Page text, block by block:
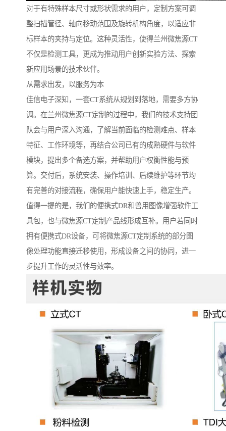
对于有特殊样本尺寸或形状需求的用户，定制方案可调
整扫描管径、轴向移动范围及旋转机构角度，以适应非
标样本的夹持与定位。这种灵活性，使得兰州微焦源CT
不仅是检测工具，更成为推动用户创新实验方法、探索
新应用场景的技术伙伴。
从需求出发，以服务为本
佳信电子深知，一套CT系统从规划到落地，需要多方协
调。在兰州微焦源CT定制的过程中，我们的技术支持团
队会与用户深入沟通，了解当前面临的检测难点、样本
特征、工作环境等，再结合公司已有的成熟硬件与软件
模块，提出多个备选方案，并帮助用户权衡性能与预
算。交付后，系统安装、操作培训、后续维护等环节均
有完善的对接流程，确保用户能快速上手，稳定生产。
值得一提的是，我们的便携式DR和兽用图像增强软件工
具包，也与微焦源CT定制产品线形成互补。用户若同时
拥有便携式DR设备，可将微焦源CT定制系统的部分图
像处理功能直接迁移使用，形成设备之间的协同，进一
步提升工作的灵活性与效率。